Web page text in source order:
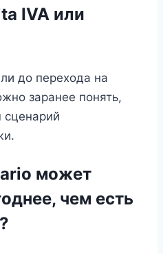
IVA или
до перехода на
заранее понять,
может
чем есть